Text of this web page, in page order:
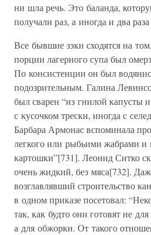
ни шла речь. Это баланда,
получали раз, а иногда и два
Все бывшие зэки сходятся на
порции лагерного супа был
По консистенции он был
подозрительным. Галина
был сварен “из гнилой капусты
с кусочком трески, иногда с
Барбара Армонас вспоминала
легкого или рыбьими жабрами и
картошки”[731]. Леонид Ситко
очень жидкий, без мяса[732].
возглавлявший строительство
в одном приказе посетовал:
так, как будто они готовят не
а для обжорки. От такого